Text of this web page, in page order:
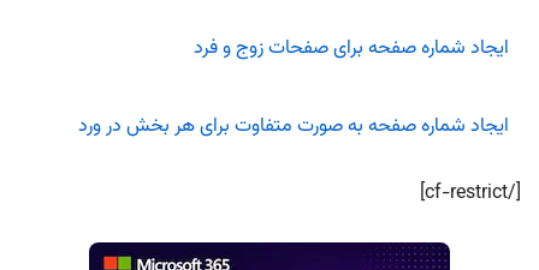
ایجاد شماره صفحه برای صفحات زوج و فرد
ایجاد شماره صفحه به صورت متفاوت برای هر بخش در ورد
[/cf-restrict]